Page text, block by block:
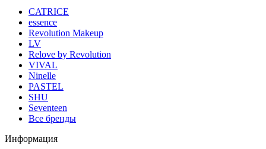
CATRICE
essence
Revolution Makeup
LV
Relove by Revolution
VIVAL
Ninelle
PASTEL
SHU
Seventeen
Все бренды
Информация